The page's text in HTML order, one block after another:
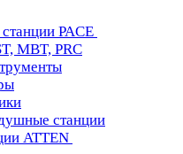
PACE
MBT, PRC
станции
ATTEN